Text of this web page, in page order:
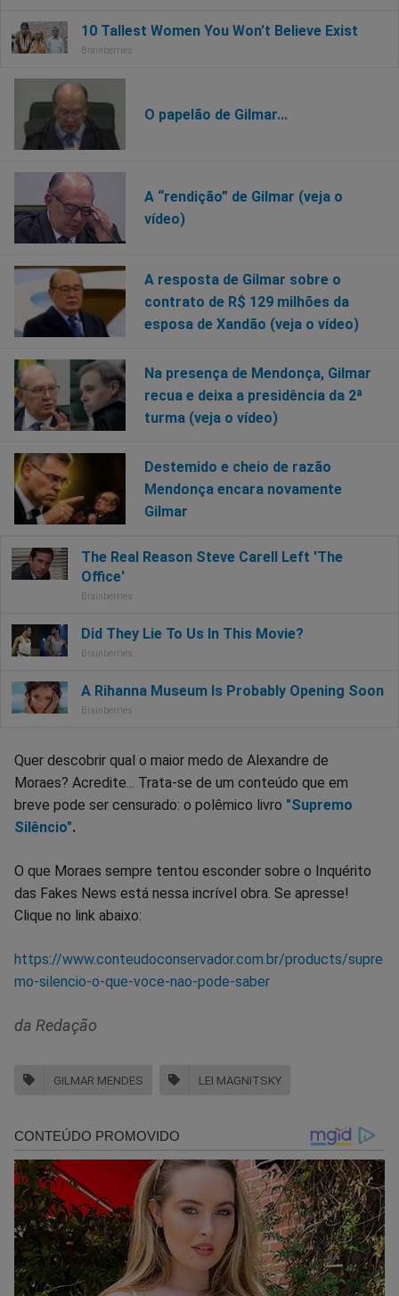
O papelão de Gilmar...
A “rendição” de Gilmar (veja o
vídeo)
A resposta de Gilmar sobre o
contrato de R$ 129 milhões da
esposa de Xandão (veja o vídeo)
Na presença de Mendonça, Gilmar
recua e deixa a presidência da 2ª
turma (veja o vídeo)
Destemido e cheio de razão
Mendonça encara novamente
Gilmar
Quer descobrir qual o maior medo de Alexandre de
Moraes? Acredite... Trata-se de um conteúdo que em
breve pode ser censurado: o polêmico livro "Supremo
Silêncio".
O que Moraes sempre tentou esconder sobre o Inquérito
das Fakes News está nessa incrível obra. Se apresse!
Clique no link abaixo:
https://www.conteudoconservador.com.br/products/supre
mo-silencio-o-que-voce-nao-pode-saber
da Redação
GILMAR MENDES LEI MAGNITSKY